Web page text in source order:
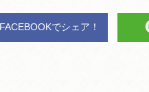
FACEBOOKでシェア！